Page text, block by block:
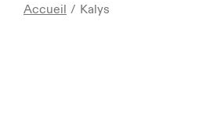
Vous êtes ici :
Accueil Kalys